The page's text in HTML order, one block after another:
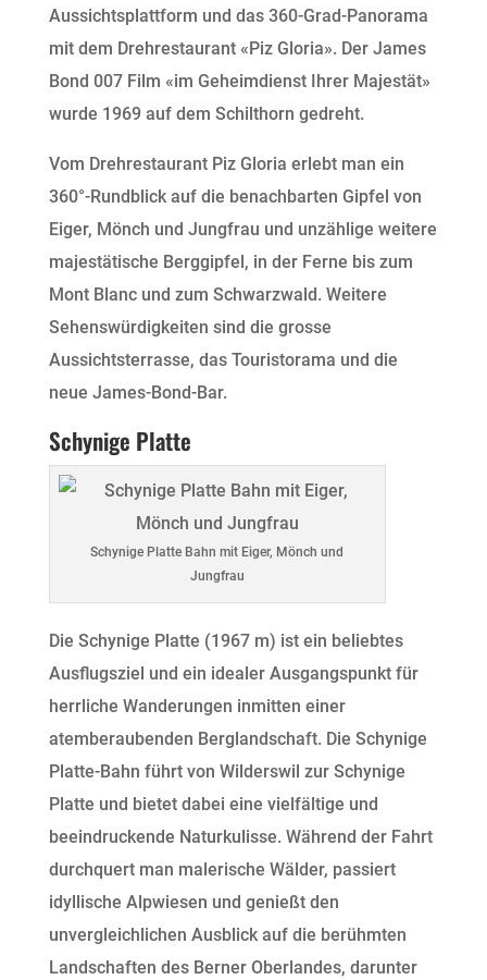
Aussichtsplattform und das 360-Grad-Panorama
mit dem Drehrestaurant «Piz Gloria». Der James
Bond 007 Film «im Geheimdienst Ihrer Majestät»
wurde 1969 auf dem Schilthorn gedreht.
Vom Drehrestaurant Piz Gloria erlebt man ein
360°-Rundblick auf die benachbarten Gipfel von
Eiger, Mönch und Jungfrau und unzählige weitere
majestätische Berggipfel, in der Ferne bis zum
Mont Blanc und zum Schwarzwald. Weitere
Sehenswürdigkeiten sind die grosse
Aussichtsterrasse, das Touristorama und die
neue James-Bond-Bar.
Schynige Platte
Schynige Platte Bahn mit Eiger, Mönch und
Jungfrau
Die Schynige Platte (1967 m) ist ein beliebtes
Ausflugsziel und ein idealer Ausgangspunkt für
herrliche Wanderungen inmitten einer
atemberaubenden Berglandschaft. Die Schynige
Platte-Bahn führt von Wilderswil zur Schynige
Platte und bietet dabei eine vielfältige und
beeindruckende Naturkulisse. Während der Fahrt
durchquert man malerische Wälder, passiert
idyllische Alpwiesen und genießt den
unvergleichlichen Ausblick auf die berühmten
Landschaften des Berner Oberlandes, darunter